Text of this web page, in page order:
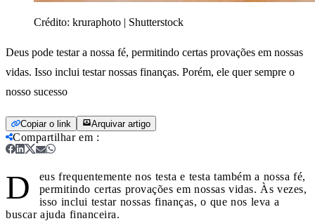
Crédito: kruraphoto | Shutterstock
Deus pode testar a nossa fé, permitindo certas provações em nossas
vidas. Isso inclui testar nossas finanças. Porém, ele quer sempre o
nosso sucesso
Copiar o link Arquivar artigo
Compartilhar em :
D
eus frequentemente nos testa e testa também a nossa fé,
permitindo certas provações em nossas vidas. Às vezes,
isso inclui testar nossas finanças, o que nos leva a
buscar ajuda financeira.